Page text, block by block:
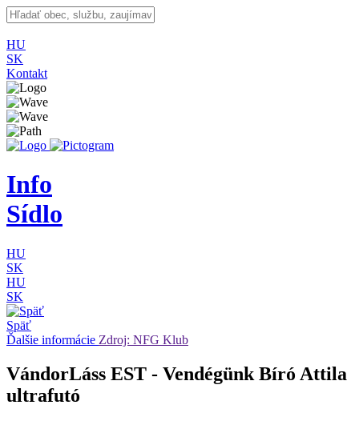
HU
SK
Kontakt
Info
Sídlo
HU
SK
HU
SK
Späť
Ďalšie informácie Zdroj: NFG Klub
VándorLáss EST - Vendégünk Bíró Attila
ultrafutó